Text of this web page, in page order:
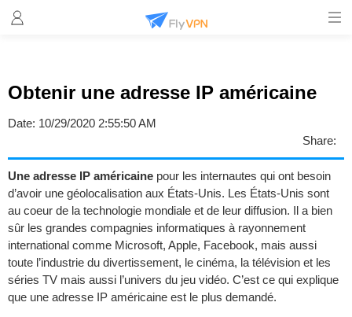
Obtenir une adresse IP américaine
Date: 10/29/2020 2:55:50 AM
Share:
Une adresse IP américaine pour les internautes qui ont besoin
d’avoir une géolocalisation aux États-Unis. Les États-Unis sont
au coeur de la technologie mondiale et de leur diffusion. Il a bien
sûr les grandes compagnies informatiques à rayonnement
international comme Microsoft, Apple, Facebook, mais aussi
toute l’industrie du divertissement, le cinéma, la télévision et les
séries TV mais aussi l’univers du jeu vidéo. C’est ce qui explique
que une adresse IP américaine est le plus demandé.